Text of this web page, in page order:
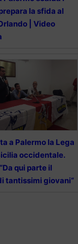
la sfida al
| Video
a Palermo la Lega
occidentale.
qui parte il
tantissimi giovani“